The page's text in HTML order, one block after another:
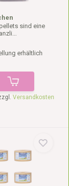
sind eine
erhältlich
Versandkosten